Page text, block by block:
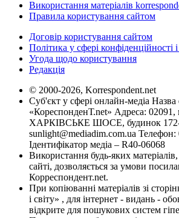
Використання матеріалів
Правила користування сайтом
Договір користування сайтом
Політика у сфері конфіденційності
Угода щодо користування
Редакція
© 2000-2026, Korrespondent.net
Суб'єкт у сфері онлайн-медіа
«КореспонденТ.net» Адреса: 02091,
ХАРКІВСЬКЕ ШОСЕ, будинок 172-
sunlight@mediadim.com.ua Телефон:
Ідентифікатор медіа – R40-06068
Використання будь-яких
сайті, дозволяється за умови
Корреспондент.net.
При копіюванні матеріалів зі
і світу» , для інтернет - видань -
відкрите для пошукових систем